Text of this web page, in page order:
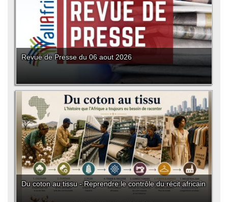
Revue de Presse du 06 aout 2026
Du coton au tissu - Reprendre le contrôle du récit africain